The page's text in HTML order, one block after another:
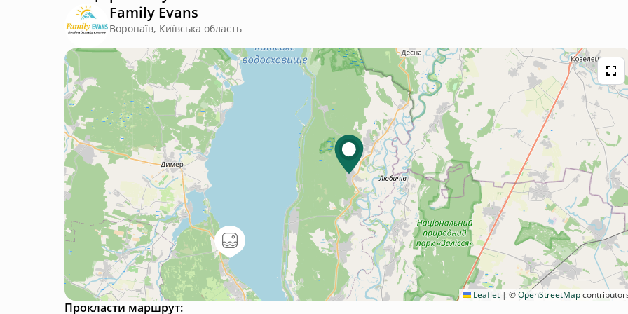
Family Evans
Воропаїв, Київська область
Leaflet | ©OpenStreetMap
Прокласти маршрут: